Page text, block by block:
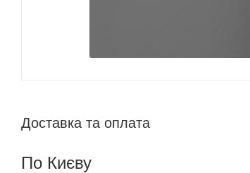
Доставка та оплата
По Києву